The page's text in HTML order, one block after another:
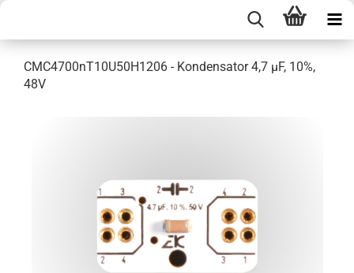
CMC4700nT10U50H1206 - Kondensator 4,7 µF, 10%,
48V